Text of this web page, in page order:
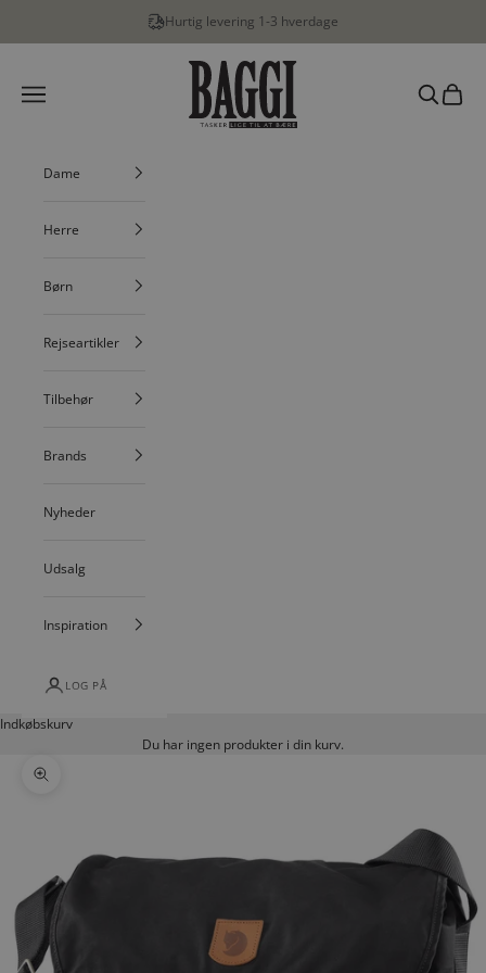
Hurtig levering 1-3 hverdage
BAGGI
Menu
Søg
Dame
Herre
Børn
Rejseartikler
Tilbehør
Brands
Nyheder
Udsalg
Inspiration
LOG PÅ
Indkøbskurv
Du har ingen produkter i din kurv.
Zoom